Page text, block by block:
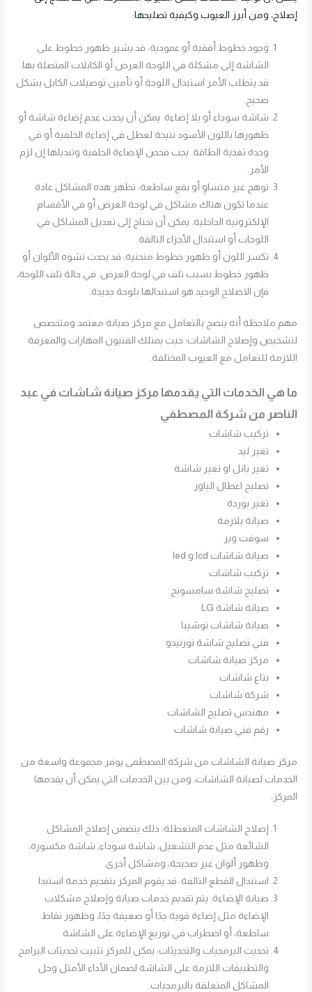
إصلاح، ومن أبرز العيوب وكيفية تصليحها:
وجود خطوط أفقية أو عمودية: قد يشير ظهور خطوط على
الشاشة إلى مشكلة في اللوحة العرض أو الكابلات المتصلة بها.
قد يتطلب الأمر استبدال اللوحة أو تأمين توصيلات الكابل بشكل
صحيح.
شاشة سوداء أو بلا إضاءة: يمكن أن يحدث عدم إضاءة شاشة أو
ظهورها باللون الأسود نتيجة لعطل في إضاءة الخلفية أو في
وحدة تغذية الطاقة. يجب فحص الإضاءة الخلفية وتبديلها إن لزم
الأمر.
توهج غير متساوٍ أو بقع ساطعة: تظهر هذه المشاكل عادة
عندما تكون هناك مشاكل في لوحة العرض أو في الأقسام
الإلكترونية الداخلية. يمكن أن تحتاج إلى تعديل المشاكل في
اللوحات أو استبدال الأجزاء التالفة.
تكسر اللون أو ظهور خطوط منحنية: قد يحدث تشوه الألوان أو
ظهور خطوط بسبب تلف في لوحة العرض. في حالة تلف اللوحة،
فإن الاصلاح الوحيد هو استبدالها بلوحة جديدة.
مهم ملاحظة أنه ينصح بالتعامل مع مركز صيانة معتمد ومتخصص
لتشخيص وإصلاح الشاشات؛ حيث يمتلك الفنيون المهارات والمعرفة
اللازمة للتعامل مع العيوب المختلفة.
ما هي الخدمات التي يقدمها مركز صيانة شاشات في عبد
الناصر من شركة المصطفي
تركيب شاشات
تغير ليد
تغير بانل او تغير شاشة
تصليح اعطال الباور
تغير بوردة
صيانة بلازمة
سوفت وير
صيانة شاشات lcd و led
تركيب شاشات
تصليح شاشة سامسونج
صيانة شاشة LG
صيانة شاشات توشيبا
فني تصليح شاشة تورنيدو
مركز صيانة شاشات
بتاع شاشات
شركة شاشات
مهندس تصليح الشاشات
رقم فني صيانة شاشات
مركز صيانة الشاشات من شركة المصطفى يوفر مجموعة واسعة من
الخدمات لصيانة الشاشات، ومن بين الخدمات التي يمكن أن يقدمها
المركز:
إصلاح الشاشات المتعطلة: ذلك يتضمن إصلاح المشاكل
الشائعة مثل عدم التشغيل، شاشة سوداء، شاشة مكسورة،
وظهور ألوان غير صحيحة، ومشاكل أخرى.
استبدال القطع التالفة: قد يقوم المركز بتقديم خدمة استبدا
صيانة الإضاءة: يتم تقديم خدمات صيانة وإصلاح مشكلات
الإضاءة مثل إضاءة قوية جدًا أو ضعيفة جدًا، وظهور نقاط
ساطعة، أو اضطراب في توزيع الإضاءة على الشاشة.
تحديث البرمجيات والتحديثات: يمكن للمركز تثبيت تحديثات البرامج
والتطبيقات اللازمة على الشاشة لضمان الأداء الأمثل وحل
المشاكل المتعلقة بالبرمجيات.